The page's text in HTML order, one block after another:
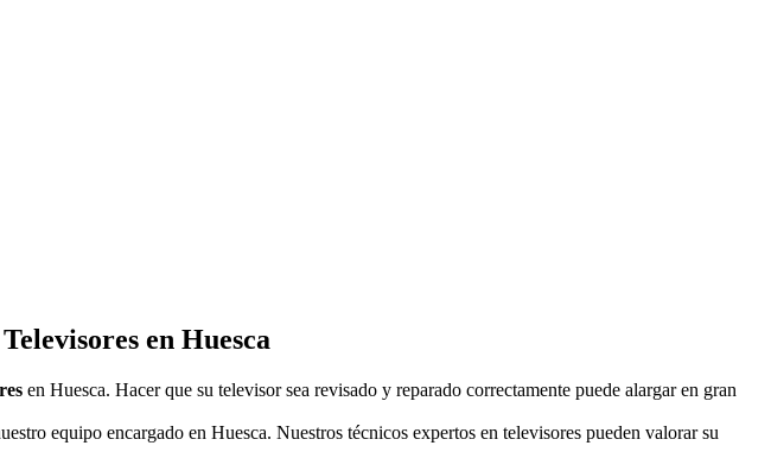
en Huesca
en Huesca. Hacer que su televisor sea revisado y reparado correctamente puede alargar en gran
equipo encargado en Huesca. Nuestros técnicos expertos en televisores pueden valorar su